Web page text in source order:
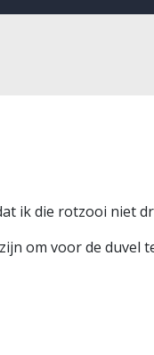
ik die rotzooi niet
om voor de duvel